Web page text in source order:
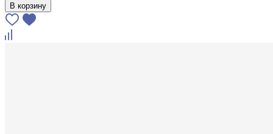
В корзину